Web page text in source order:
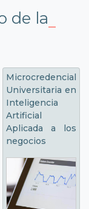
de la
Microcredencial
Universitaria en
Inteligencia
Artificial
Aplicada a los
negocios